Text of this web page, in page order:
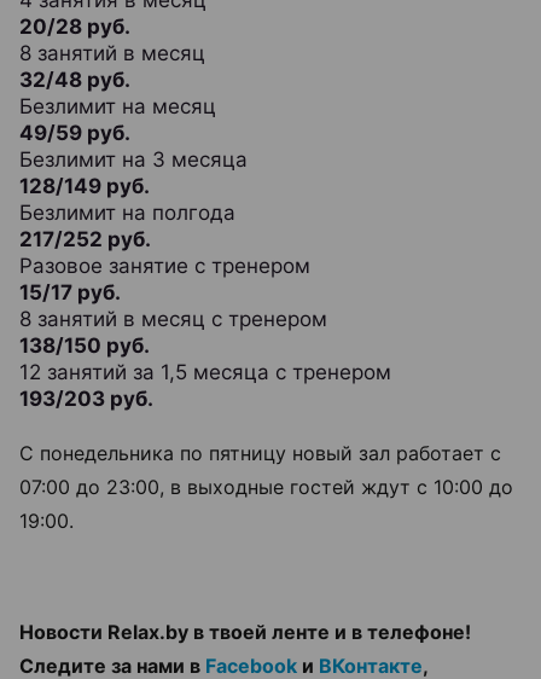
20/28 руб.
8 занятий в месяц
32/48 руб.
Безлимит на месяц
49/59 руб.
Безлимит на 3 месяца
128/149 руб.
Безлимит на полгода
217/252 руб.
Разовое занятие с тренером
15/17 руб.
8 занятий в месяц с тренером
138/150 руб.
12 занятий за 1,5 месяца с тренером
193/203 руб.
С понедельника по пятницу новый зал работает с
07:00 до 23:00, в выходные гостей ждут с 10:00 до
19:00.
Новости Relax.by в твоей ленте и в телефоне!
Следите за нами в Facebook и ВКонтакте,